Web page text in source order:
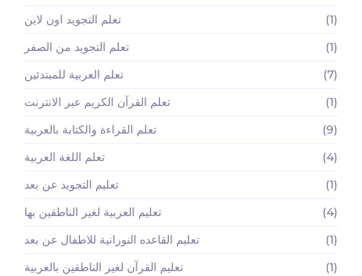
تعلم التجويد اون لاين
(1)
تعلم التجويد من الصفر
(1)
تعلم العربية للمبتدئين
(7)
تعلم القرآن الكريم عبر الانترنت
(1)
تعلم القراءة والكتابة بالعربية
(9)
تعلم اللغة العربية
(4)
تعليم التجويد عن بعد
(1)
تعليم العربية لغير الناطقين بها
(4)
تعليم القاعده النورانية للاطفال عن بعد
(1)
تعليم القرآن لغير الناطقين بالعربية
(1)